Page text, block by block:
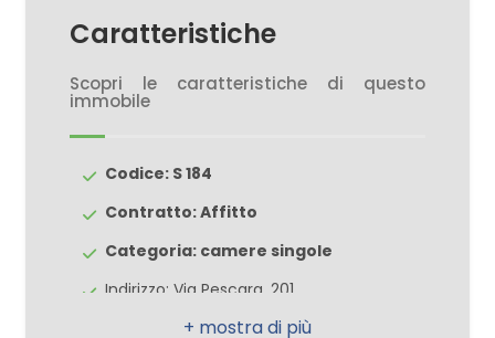
Caratteristiche
Scopri le caratteristiche di questo
immobile
Codice: S 184
Contratto: Affitto
Categoria: camere singole
Indirizzo: Via Pescara, 201
CAP: 66100
5+
Camere
minime